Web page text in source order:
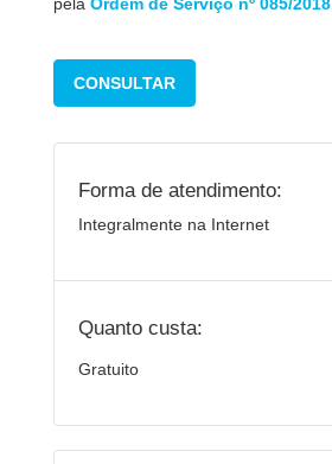
CONSULTAR
Forma de atendimento:
Integralmente na Internet
Quanto custa:
Gratuito